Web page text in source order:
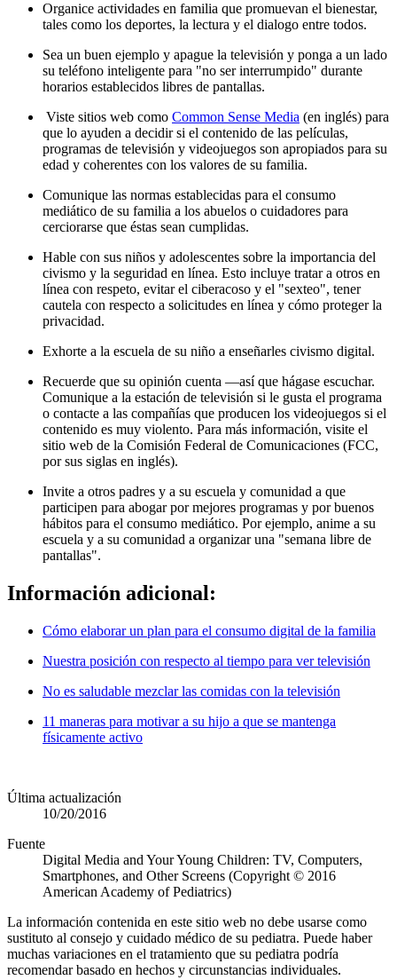
Organice actividades en familia que promuevan el bienestar,
tales como los deportes, la lectura y el dialogo entre todos.
Sea un buen ejemplo y apague la televisión y ponga a un lado
su teléfono inteligente para "no ser interrumpido" durante
horarios establecidos libres de pantallas.
Viste sitios web como Common Sense Media (en inglés) para
que lo ayuden a decidir si el contenido de las películas,
programas de televisión y videojuegos son apropiados para su
edad y coherentes con los valores de su familia.
Comunique las normas establecidas para el consumo
mediático de su familia a los abuelos o cuidadores para
cerciorarse que éstas sean cumplidas.
Hable con sus niños y adolescentes sobre la importancia del
civismo y la seguridad en línea. Esto incluye tratar a otros en
línea con respeto, evitar el ciberacoso y el "sexteo", tener
cautela con respecto a solicitudes en línea y cómo proteger la
privacidad.
Exhorte a la escuela de su niño a enseñarles civismo digital.
Recuerde que su opinión cuenta —así que hágase escuchar.
Comunique a la estación de televisión si le gusta el programa
o contacte a las compañías que producen los videojuegos si el
contenido es muy violento. Para más información, visite el
sitio web de la Comisión Federal de Comunicaciones (FCC,
por sus siglas en inglés).
Invite a otros padres y a su escuela y comunidad a que
participen para abogar por mejores programas y por buenos
hábitos para el consumo mediático. Por ejemplo, anime a su
escuela y a su comunidad a organizar una "semana libre de
pantallas".
Información adicional:
Cómo elaborar un plan para el consumo digital de la familia
Nuestra posición con respecto al tiempo para ver televisión
No es saludable mezclar las comidas con la televisión
11 maneras para motivar a su hijo a que se mantenga
físicamente activo
Última actualización
10/20/2016
Fuente
Digital Media and Your Young Children: TV, Computers,
Smartphones, and Other Screens (Copyright © 2016
American Academy of Pediatrics)
La información contenida en este sitio web no debe usarse como
sustituto al consejo y cuidado médico de su pediatra. Puede haber
muchas variaciones en el tratamiento que su pediatra podría
recomendar basado en hechos y circunstancias individuales.